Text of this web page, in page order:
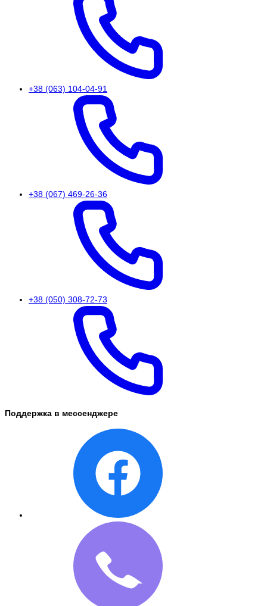
+38 (063) 104-04-91
+38 (067) 469-26-36
+38 (050) 308-72-73
Поддержка в мессенджере